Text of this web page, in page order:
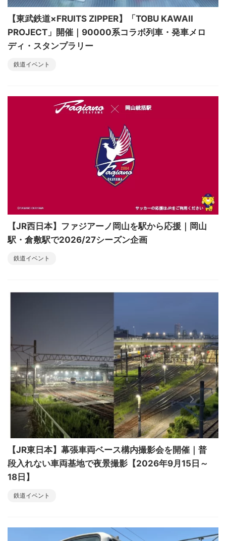
【東武鉄道×FRUITS ZIPPER】「TOBU KAWAII
PROJECT」開催｜90000系コラボ列車・発車メロ
ディ・スタンプラリー
鉄道イベント
【JR西日本】ファジアーノ岡山を駅から応援｜岡山
駅・倉敷駅で2026/27シーズン企画
鉄道イベント
【JR東日本】幕張車両ベース構内撮影会を開催｜普
段入れない車両基地で夜景撮影【2026年9月15日～
18日】
鉄道イベント